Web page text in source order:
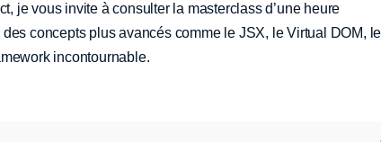
je vous invite à consulter la masterclass d’une heure
concepts plus avancés comme le JSX, le Virtual DOM,
incontournable.